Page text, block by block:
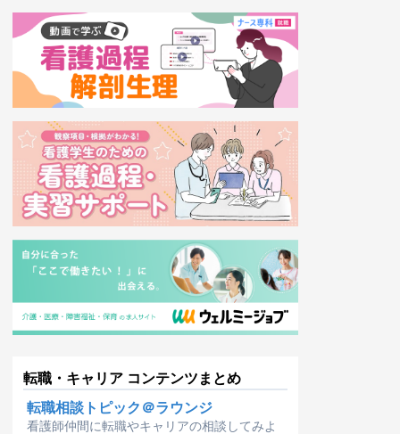
転職・キャリア コンテンツまとめ
転職相談トピック＠ラウンジ
看護師仲間に転職やキャリアの相談してみよ